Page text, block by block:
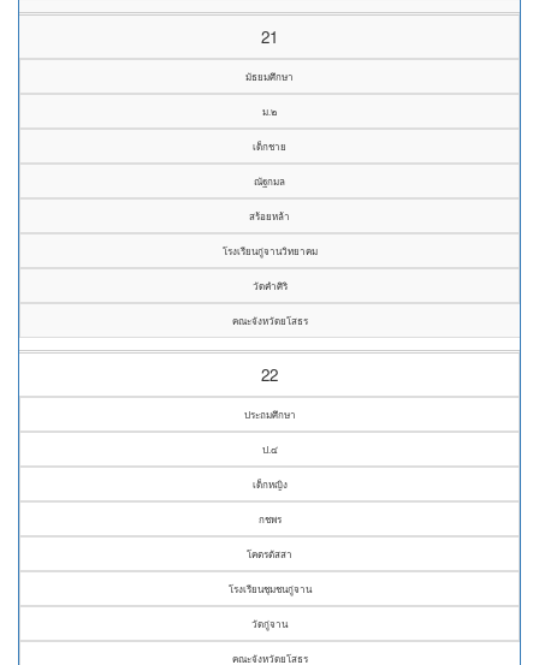
21
มัธยมศึกษา
ม.๒
เด็กชาย
ณัฐกมล
สร้อยหล้า
โรงเรียนกู่จานวิทยาคม
วัดคำศิริ
คณะจังหวัดยโสธร
22
ประถมศึกษา
ป.๔
เด็กหญิง
กชพร
โคตรตัสสา
โรงเรียนชุมชนกู่จาน
วัดกู่จาน
คณะจังหวัดยโสธร